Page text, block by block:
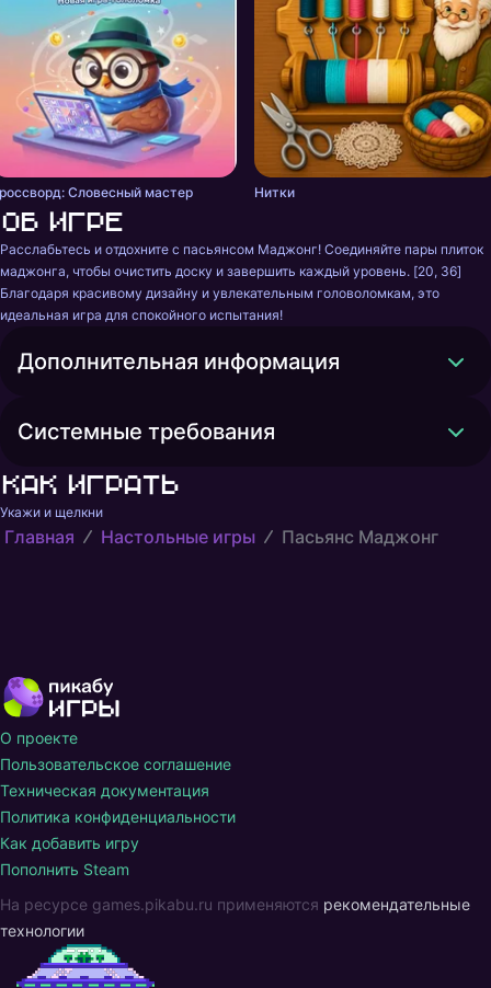
Словесный мастер Нитки
Об игре
Расслабьтесь и отдохните с пасьянсом Маджонг! Соединяйте пары плиток
маджонга, чтобы очистить доску и завершить каждый уровень. [20, 36]
Благодаря красивому дизайну и увлекательным головоломкам, это
идеальная игра для спокойного испытания!
Дополнительная информация
Системные требования
Как играть
Укажи и щелкни
Главная Настольные игры Пасьянс Маджонг
О проекте
Пользовательское соглашение
Техническая документация
Политика конфиденциальности
Как добавить игру
Пополнить Steam
На ресурсе games.pikabu.ru применяются рекомендательные
технологии